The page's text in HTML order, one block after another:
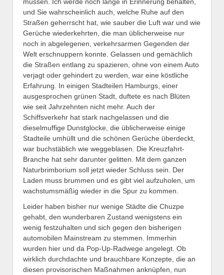
und Sie wahrscheinlich auch, welche Ruhe auf den
Straßen geherrscht hat, wie sauber die Luft war und wie
Gerüche wiederkehrten, die man üblicherweise nur
noch in abgelegenen, verkehrsarmen Gegenden der
Welt erschnuppern konnte. Gelassen und gemächlich
die Straßen entlang zu spazieren, ohne von einem Auto
verjagt oder gehindert zu werden, war eine köstliche
Erfahrung. In einigen Stadteilen Hamburgs, einer
ausgesprochen grünen Stadt, duftete es nach Blüten
wie seit Jahrzehnten nicht mehr. Auch der
Schiffsverkehr hat stark nachgelassen und die
dieselmuffige Dunstglocke, die üblicherweise einige
Stadteile umhüllt und die schönen Gerüche überdeckt,
war buchstäblich wie weggeblasen. Die Kreuzfahrt-
Branche hat sehr darunter gelitten. Mit dem ganzen
Naturbrimborium soll jetzt wieder Schluss sein. Der
Laden muss brummen und es gibt viel aufzuholen, um
wachstumsmäßig wieder in die Spur zu kommen.
Leider haben bisher nur wenige Städte die Chuzpe
gehabt, den wunderbaren Zustand wenigstens ein
wenig festzuhalten und sich gegen den bisherigen
automobilen Mainstream zu stemmen. Immerhin
wurden hier und da Pop-Up-Radwege angelegt. Ob
wirklich durchdachte und brauchbare Konzepte, die an
diesen provisorischen Maßnahmen anknüpfen, nun